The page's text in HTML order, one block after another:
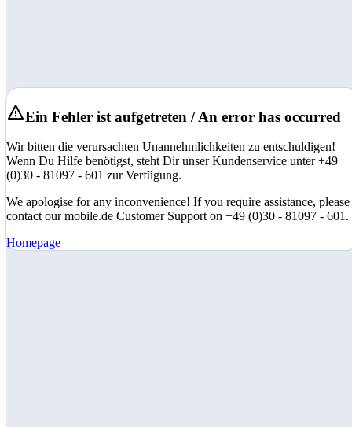
Ein Fehler ist aufgetreten / An error has occurred
Wir bitten die verursachten Unannehmlichkeiten zu entschuldigen!
Wenn Du Hilfe benötigst, steht Dir unser Kundenservice unter +49
(0)30 - 81097 - 601 zur Verfügung.
We apologise for any inconvenience! If you require assistance, please
contact our mobile.de Customer Support on +49 (0)30 - 81097 - 601.
Homepage